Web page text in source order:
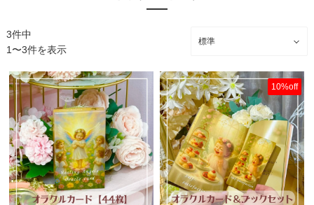
3件中
1〜3件を表示
10%off